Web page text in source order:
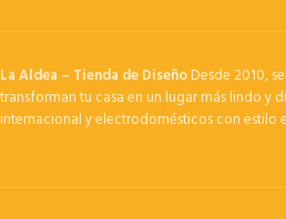
La Aldea – Tienda de DiseñoDesde 2010,
transforman tu casa en un lugar más lindo y
internacional y electrodomésticos con estilo